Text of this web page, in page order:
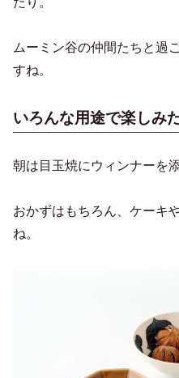
ムーミン谷の仲間たちと過
すね。
いろんな用途で楽しみ
朝は目玉焼にウィンナーを添
おかずはもちろん、ケーキ
ね。